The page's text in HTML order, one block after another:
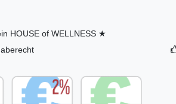
HOUSE of WELLNESS ★